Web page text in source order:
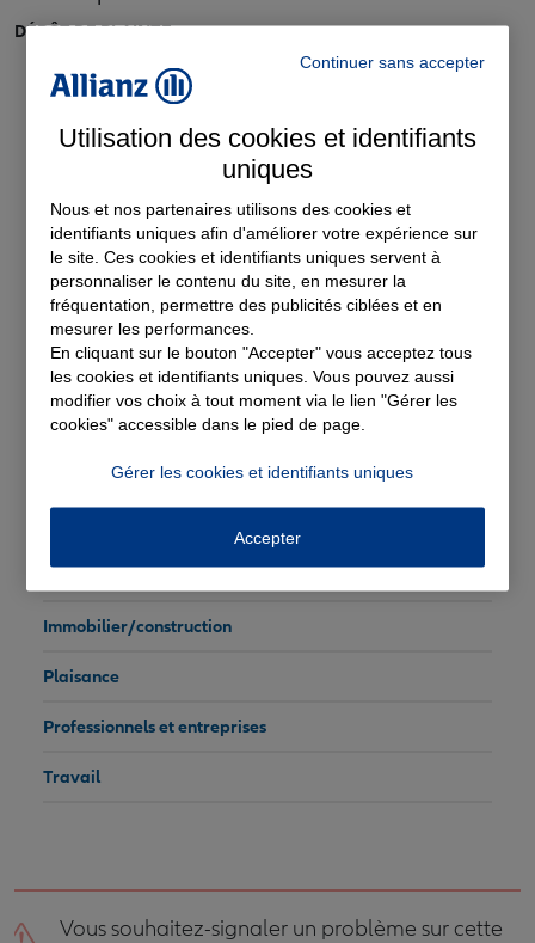
DÉPÔT DE PLAINTE
Droit pénal
Amendes
Circulation routière
Dépôt de plainte
Délits/Procédure pénale
Droit des victimes
Avocat
Immobilier/construction
Plaisance
Professionnels et entreprises
Travail
Vous souhaitez-signaler un problème sur cette
Continuer sans accepter
Utilisation des cookies et identifiants
uniques
Nous et nos partenaires utilisons des cookies et
identifiants uniques afin d'améliorer votre expérience sur
le site. Ces cookies et identifiants uniques servent à
personnaliser le contenu du site, en mesurer la
fréquentation, permettre des publicités ciblées et en
mesurer les performances.
En cliquant sur le bouton "Accepter" vous acceptez tous
les cookies et identifiants uniques. Vous pouvez aussi
modifier vos choix à tout moment via le lien "Gérer les
cookies" accessible dans le pied de page.
Gérer les cookies et identifiants uniques
Accepter